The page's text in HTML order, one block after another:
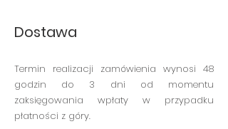
Dostawa
Termin realizacji zamówienia wynosi 48
godzin do 3 dni od momentu
zaksięgowania wpłaty w przypadku
płatności z góry.